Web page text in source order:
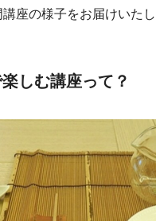
座の様子をお届けいたし
しむ講座って？